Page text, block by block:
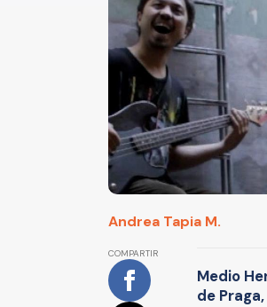
Andrea Tapia M.
COMPARTIR
Medio
de